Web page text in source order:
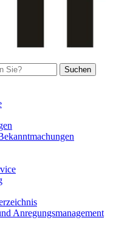
Suchen
Anregungsmanagement